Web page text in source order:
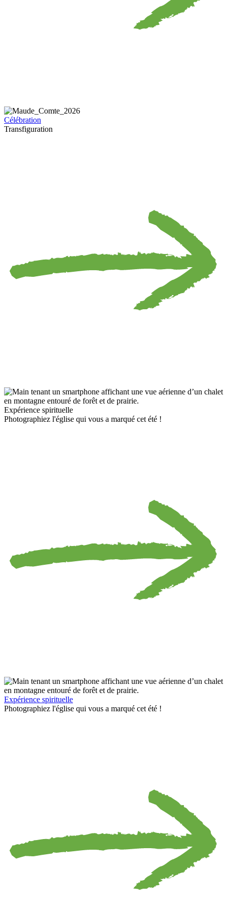
Célébration
Transfiguration
Expérience spirituelle
Photographiez l'église qui vous a marqué cet été !
Expérience spirituelle
Photographiez l'église qui vous a marqué cet été !